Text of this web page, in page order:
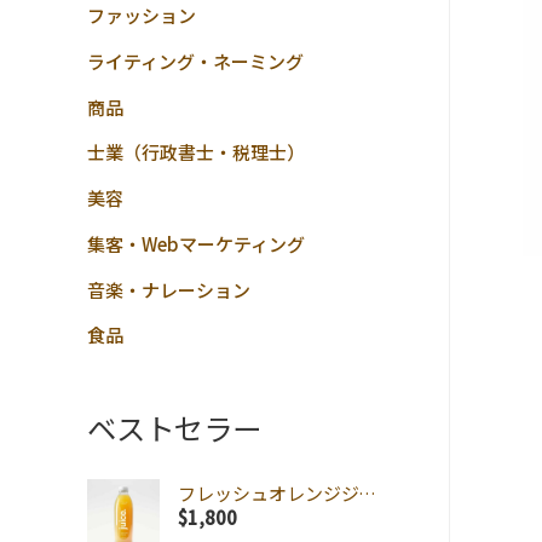
ファッション
ライティング・ネーミング
商品
士業（行政書士・税理士）
美容
集客・Webマーケティング
音楽・ナレーション
食品
ベストセラー
フレッシュオレンジジュース
$1,800